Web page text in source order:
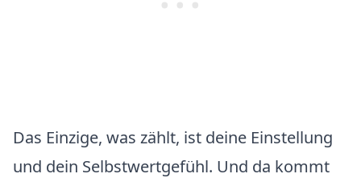
Das Einzige, was zählt, ist deine Einstellung
und dein Selbstwertgefühl. Und da kommt